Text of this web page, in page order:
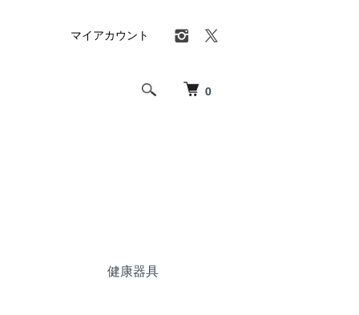
0
マイアカウント
健康器具